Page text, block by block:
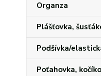
Organza
Plášťovka,
Podšívka/
Poťahovka,